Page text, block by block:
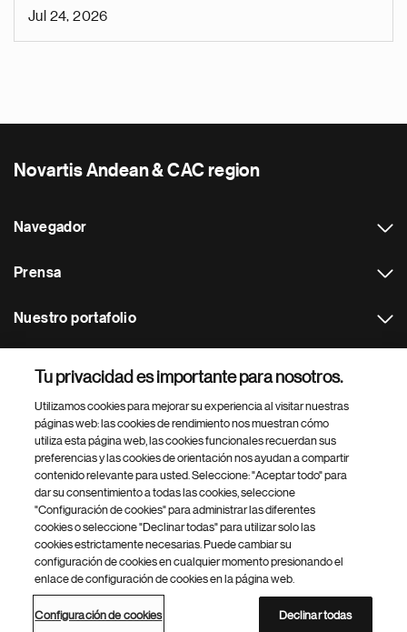
Jul 24, 2026
Novartis Andean & CAC region
Navegador
Prensa
Nuestro portafolio
Footer Site Search
inferior
del
© 2026 Novartis AG
Política de privacidad Términos de uso
Accesibilidad
Configuración de cookies
Mapa del sitio
Tu privacidad es importante para nosotros.
Utilizamos cookies para mejorar su experiencia al visitar nuestras
páginas web: las cookies de rendimiento nos muestran cómo
utiliza esta página web, las cookies funcionales recuerdan sus
preferencias y las cookies de orientación nos ayudan a compartir
contenido relevante para usted. Seleccione: "Aceptar todo" para
dar su consentimiento a todas las cookies, seleccione
"Configuración de cookies" para administrar las diferentes
cookies o seleccione "Declinar todas" para utilizar solo las
cookies estrictamente necesarias. Puede cambiar su
configuración de cookies en cualquier momento presionando el
enlace de configuración de cookies en la página web.
Configuración de cookies Declinar todas